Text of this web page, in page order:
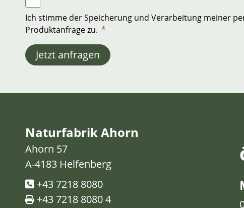
Ich stimme der Speicherung und Verarbeitung meiner
Produktanfrage zu. *
Jetzt anfragen
Naturfabrik Ahorn
Ahorn 57
A-4183 Helfenberg
+43 7218 8080
+43 7218 8080 4